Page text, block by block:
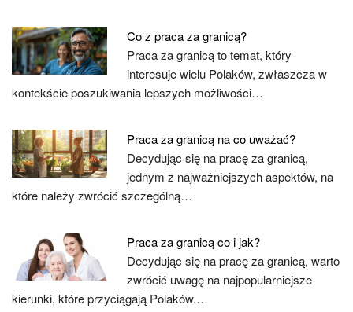
Co z praca za granicą?
Praca za granicą to temat, który
interesuje wielu Polaków, zwłaszcza w
kontekście poszukiwania lepszych możliwości…
Praca za granicą na co uważać?
Decydując się na pracę za granicą,
jednym z najważniejszych aspektów, na
które należy zwrócić szczególną…
Praca za granicą co i jak?
Decydując się na pracę za granicą, warto
zwrócić uwagę na najpopularniejsze
kierunki, które przyciągają Polaków.…